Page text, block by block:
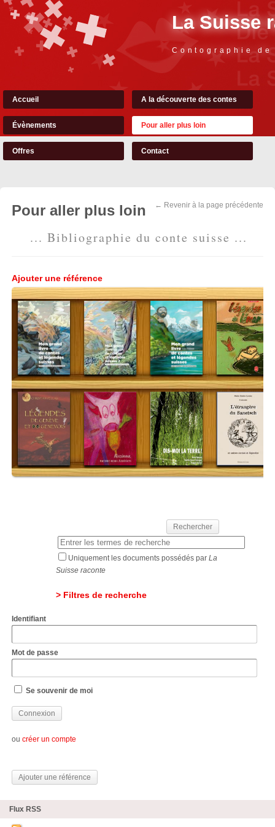
La Suisse
Contographie
Accueil A la découverte des contes
Évènements Pour aller plus loin
Offres Contact
← Revenir à la page précédente
Pour aller plus loin
... Bibliographie du conte suisse ...
Ajouter une référence
Uniquement les documents possédés par La
Suisse raconte
> Filtres de recherche
Identifiant
Mot de passe
Se souvenir de moi
ou créer un compte
Ajouter une référence
Flux RSS